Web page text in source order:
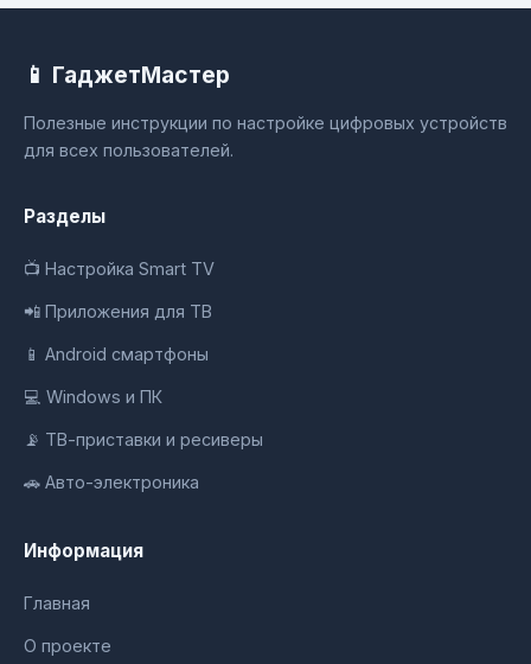
📱 ГаджетМастер
Полезные инструкции по настройке цифровых устройств
для всех пользователей.
Разделы
📺 Настройка Smart TV
📲 Приложения для ТВ
📱 Android смартфоны
💻 Windows и ПК
📡 ТВ-приставки и ресиверы
🚗 Авто-электроника
Информация
Главная
О проекте